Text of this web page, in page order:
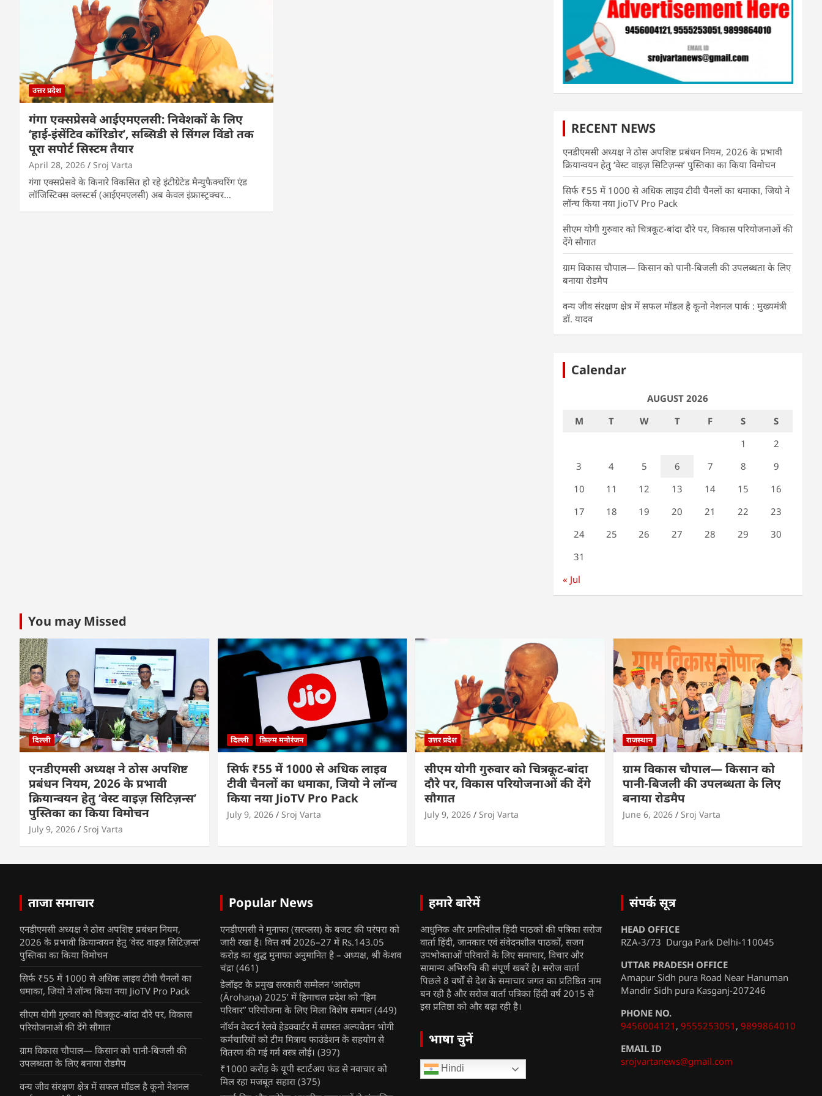
उत्तर प्रदेश
गंगा एक्सप्रेसवे आईएमएलसी: निवेशकों के लिए
‘हाई-इंसेंटिव कॉरिडोर’, सब्सिडी से सिंगल विंडो तक
पूरा सपोर्ट सिस्टम तैयार
April 28, 2026 Sroj Varta
गंगा एक्सप्रेसवे के किनारे विकसित हो रहे इंटीग्रेटेड मैन्युफैक्चरिंग एंड
लॉजिस्टिक्स क्लस्टर्स (आईएमएलसी) अब केवल इंफ्रास्ट्रक्चर…
RECENT NEWS
एनडीएमसी अध्यक्ष ने ठोस अपशिष्ट प्रबंधन नियम, 2026 के प्रभावी
क्रियान्वयन हेतु ‘वेस्ट वाइज़ सिटिज़न्स’ पुस्तिका का किया विमोचन
सिर्फ ₹55 में 1000 से अधिक लाइव टीवी चैनलों का धमाका, जियो ने
लॉन्च किया नया JioTV Pro Pack
सीएम योगी गुरुवार को चित्रकूट-बांदा दौरे पर, विकास परियोजनाओं की
देंगे सौगात
ग्राम विकास चौपाल— किसान को पानी-बिजली की उपलब्धता के लिए
बनाया रोडमैप
वन्य जीव संरक्षण क्षेत्र में सफल मॉडल है कूनो नेशनल पार्क : मुख्यमंत्री
डॉ. यादव
Calendar
AUGUST 2026
M
T W T F S
S
1
2
3
4 5 6 7 8
9
10
11 12 13 14 15
16
17
18 19 20 21 22
23
24
25 26 27 28 29
30
31
« Jul
You may Missed
दिल्ली
एनडीएमसी अध्यक्ष ने ठोस अपशिष्ट
प्रबंधन नियम, 2026 के प्रभावी
क्रियान्वयन हेतु ‘वेस्ट वाइज़ सिटिज़न्स’
पुस्तिका का किया विमोचन
July 9, 2026 Sroj Varta
दिल्ली फ़िल्म मनोरंजन
सिर्फ ₹55 में 1000 से अधिक लाइव
टीवी चैनलों का धमाका, जियो ने लॉन्च
किया नया JioTV Pro Pack
July 9, 2026 Sroj Varta
उत्तर प्रदेश
सीएम योगी गुरुवार को चित्रकूट-बांदा
दौरे पर, विकास परियोजनाओं की देंगे
सौगात
July 9, 2026 Sroj Varta
राजस्थान
ग्राम विकास चौपाल— किसान को
पानी-बिजली की उपलब्धता के लिए
बनाया रोडमैप
June 6, 2026 Sroj Varta
ताजा समाचार
एनडीएमसी अध्यक्ष ने ठोस अपशिष्ट प्रबंधन नियम,
2026 के प्रभावी क्रियान्वयन हेतु ‘वेस्ट वाइज़ सिटिज़न्स’
पुस्तिका का किया विमोचन
सिर्फ ₹55 में 1000 से अधिक लाइव टीवी चैनलों का
धमाका, जियो ने लॉन्च किया नया JioTV Pro Pack
सीएम योगी गुरुवार को चित्रकूट-बांदा दौरे पर, विकास
परियोजनाओं की देंगे सौगात
ग्राम विकास चौपाल— किसान को पानी-बिजली की
उपलब्धता के लिए बनाया रोडमैप
वन्य जीव संरक्षण क्षेत्र में सफल मॉडल है कूनो नेशनल
Popular News
एनडीएमसी ने मुनाफा (सरप्लस) के बजट की परंपरा को
जारी रखा है। वित्त वर्ष 2026–27 में Rs.143.05
करोड़ का शुद्ध मुनाफा अनुमानित है – अध्यक्ष, श्री केशव
चंद्रा (461)
डेलॉइट के प्रमुख सरकारी सम्मेलन ‘आरोहण
(Ārohaṇa) 2025’ में हिमाचल प्रदेश को “हिम
परिवार” परियोजना के लिए मिला विशेष सम्मान (449)
नॉर्थन वेस्टर्न रेलवे हेडक्वार्टर में समस्त अल्पवेतन भोगी
कर्मचारियों को टीम मित्राय फाउंडेशन के सहयोग से
वितरण की गई गर्म वस्त्र लोई। (397)
₹1000 करोड़ के यूपी स्टार्टअप फंड से नवाचार को
मिल रहा मजबूत सहारा (375)
हमारे बारेमें
आधुनिक और प्रगतिशील हिंदी पाठकों की पत्रिका सरोज
वार्ता हिंदी, जानकार एवं संवेदनशील पाठकों, सजग
उपभोक्ताओं परिवारों के लिए समाचार, विचार और
सामान्य अभिरुचि की संपूर्ण खबरें है। सरोज वार्ता
पिछले 8 वर्षों से देश के समाचार जगत का प्रतिष्ठित नाम
बन रही है और सरोज वार्ता पत्रिका हिंदी वर्ष 2015 से
इस प्रतिष्ठा को और बढ़ा रही है।
भाषा चुनें
Hindi
संपर्क सूत्र
HEAD OFFICE
RZA-3/73 Durga Park Delhi-110045
UTTAR PRADESH OFFICE
Amapur Sidh pura Road Near Hanuman
Mandir Sidh pura Kasganj-207246
PHONE NO.
9456004121 , 9555253051 , 9899864010
EMAIL ID
srojvartanews@gmail.com